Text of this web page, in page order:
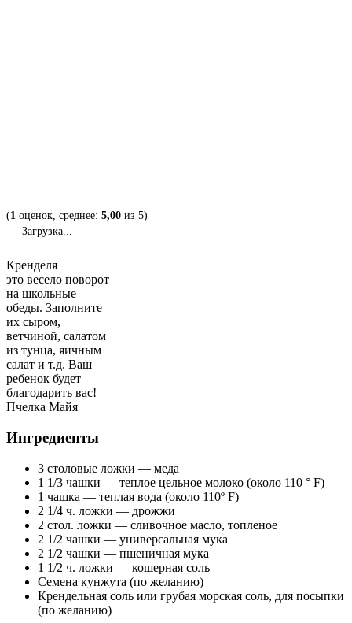
(1 оценок, среднее: 5,00 из 5)
Загрузка...
Кренделя
это весело поворот
на школьные
обеды. Заполните
их сыром,
ветчиной, салатом
из тунца, яичным
салат и т.д. Ваш
ребенок будет
благодарить вас!
Пчелка Майя
Ингредиенты
3 столовые ложки — меда
1 1/3 чашки — теплое цельное молоко (около 110 ° F)
1 чашка — теплая вода (около 110º F)
2 1/4 ч. ложки — дрожжи
2 стол. ложки — сливочное масло, топленое
2 1/2 чашки — универсальная мука
2 1/2 чашки — пшеничная мука
1 1/2 ч. ложки — кошерная соль
Семена кунжута (по желанию)
Крендельная соль или грубая морская соль, для посыпки
(по желанию)